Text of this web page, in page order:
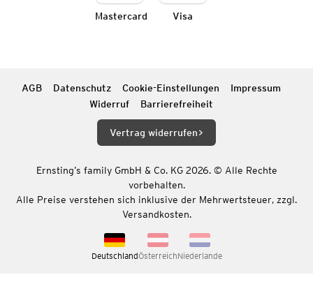
Mastercard Visa
AGB Datenschutz Cookie-Einstellungen
Impressum
Widerruf
Barrierefreiheit
Vertrag widerrufen
Ernsting’s family GmbH & Co. KG 2026. © Alle Rechte
vorbehalten.
Alle Preise verstehen sich inklusive der Mehrwertsteuer, zzgl.
Versandkosten.
DeutschlandÖsterreichNiederlande